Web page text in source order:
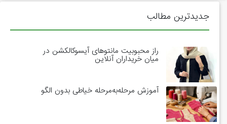
جدیدترین مطالب
راز محبوبیت مانتوهای آیسوکالکشن در
میان خریداران آنلاین
آموزش مرحله‌به‌مرحله خیاطی بدون الگو